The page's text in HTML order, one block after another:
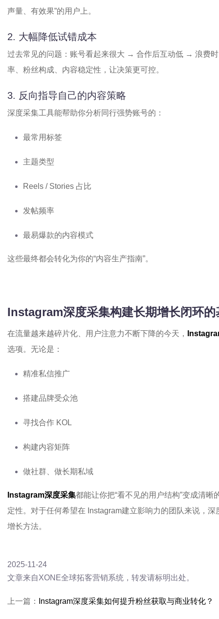
声量、有效果”的用户上。
2. 大幅降低试错成本
过去常见的问题：账号看起来很大 → 合作后互动低 → 浪费
率、粉丝构成、内容稳定性，让决策更可控。
3. 反向指导自己的内容策略
深度采集工具能帮助你分析同行强势账号的：
最常用标签
主题类型
Reels / Stories 占比
发帖频率
最易爆款的内容模式
这些最终都会转化为你的“内容生产指南”。
Instagram深度采集构建长期增长闭环的
在流量越来越碎片化、用户注意力不断下降的今天，
选项。无论是：
精准私信推广
搭建品牌受众池
寻找合作 KOL
构建内容矩阵
做社群、做长期私域
Instagram深度采集都能让你把“看不见的用户结构”变成清
定性。对于任何希望在 Instagram建立影响力的团队来说，
增长方法。
2025-11-24
文章来自XONE全球拓客营销系统，转发请标明出处。
上一篇： Instagram深度采集如何提升粉丝获取与商业转化？